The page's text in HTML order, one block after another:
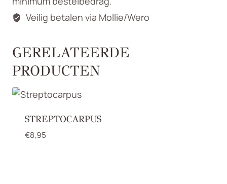
Veilig betalen via Mollie/Wero
GERELATEERDE
PRODUCTEN
STREPTOCARPUS
€8,95